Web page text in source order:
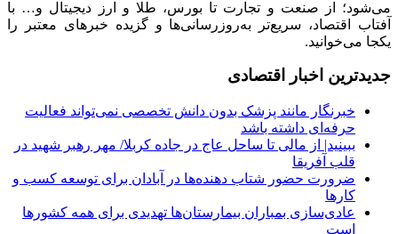
می‌شود؛ از صنعت و تجارت تا بورس، طلا و ارز دیجیتال و… با
آفتاب اقتصاد، سریع‌تر به‌روزرسانی‌ها و گزیده خبرهای معتبر را
یکجا می‌خوانید.
جدیدترین اخبار اقتصادی
خبرنگار مانند پزشک بدون دانش تخصصی نمی‌تواند فعالیت
حرفه‌ای داشته باشد
ببینید| از مالی تا ساحل عاج در جاده کربلا/ مهر رهبر شهید در
قلب آفریقا
ضرورت حضور شتاب ‌دهنده‌ها در آبادان برای توسعه کسب‌ و
کارها
عادی‌سازی بمباران بیمارستان‌ها تهدیدی برای همه کشورها
است